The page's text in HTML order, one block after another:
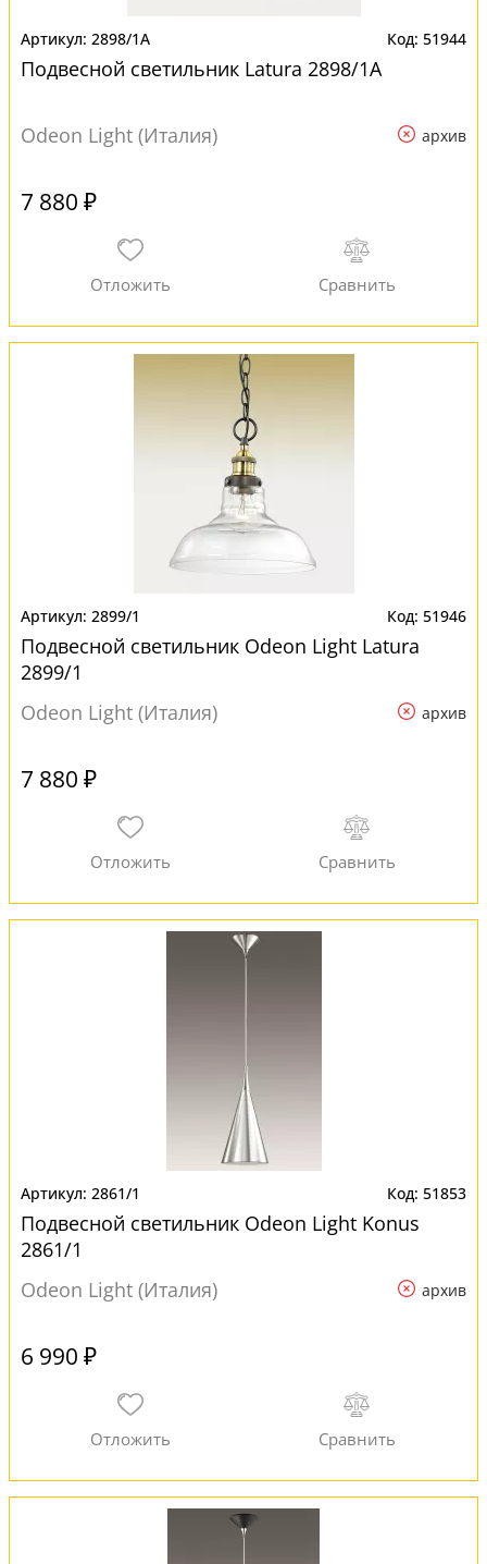
2898/1A 51944
Подвесной светильник Latura 2898/1A
Odeon Light (Италия) архив
7 880 ₽
2899/1 51946
Подвесной светильник Odeon Light Latura
2899/1
Odeon Light (Италия)
архив
7 880 ₽
2861/1 51853
Подвесной светильник Odeon Light Konus
2861/1
Odeon Light (Италия)
архив
6 990 ₽